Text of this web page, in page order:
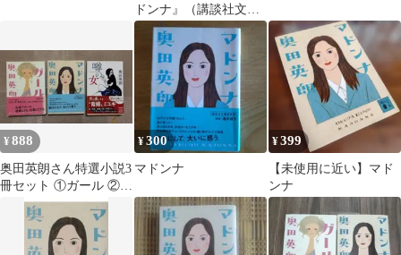
ドンナ』（講談社文
庫）
¥888
奥田英朗さん特選小説3
冊セット ①ガール ②マ
ドンナ ③噂の女
¥300
マドンナ
¥399
【未使用に近い】マド
ンナ